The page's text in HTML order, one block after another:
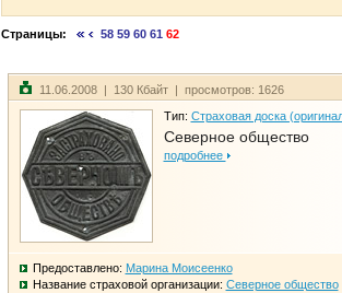
Страницы: 58 59 60 61 62
11.06.2008 | 130 Кбайт | просмотров: 1626
Тип: Страховая доска
Северное общество
подробнее
Предоставлено: Марина Моисеенко
Название страховой организации: Северное общество